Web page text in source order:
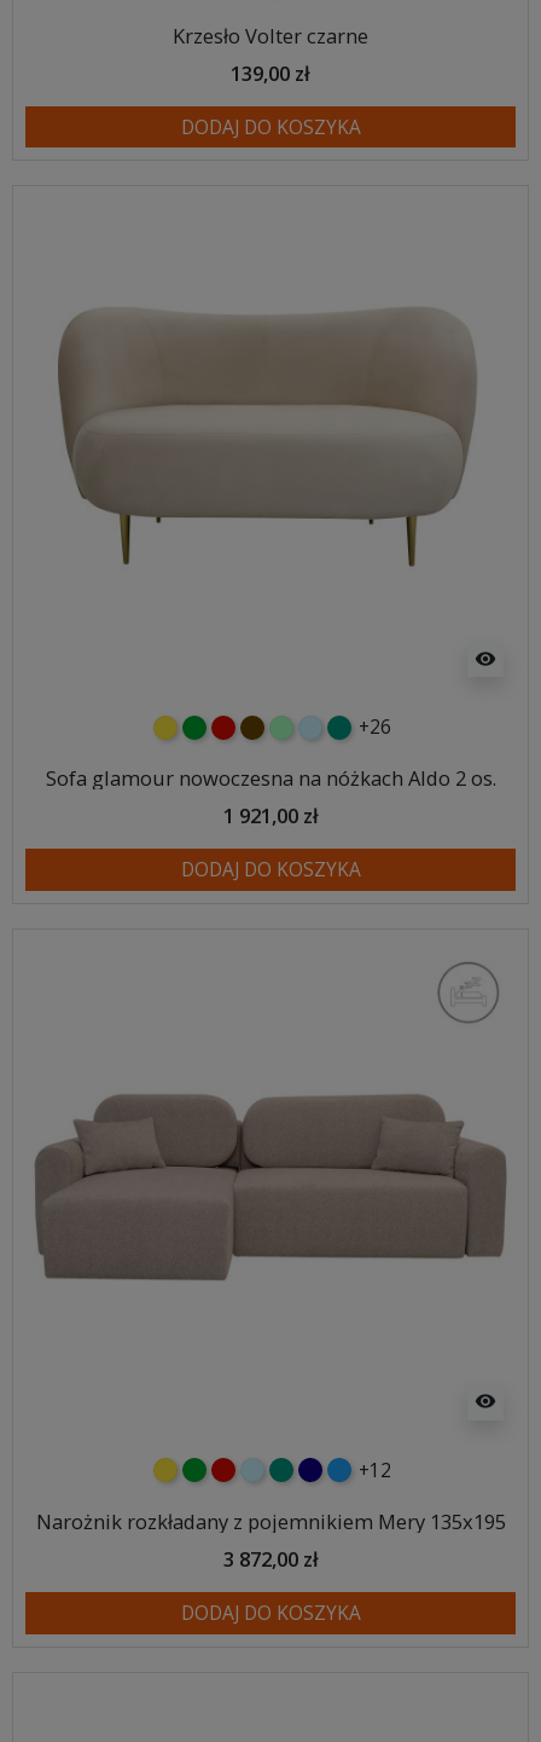
Krzesło Volter czarne
139,00 zł
DODAJ DO KOSZYKA
visibility
żółtyzielonyczerwony
czekoladowy
miętowybłękitny
turkusowy
+26
Sofa glamour nowoczesna na nóżkach Aldo 2 os.
1 921,00 zł
DODAJ DO KOSZYKA
visibility
żółtyzielonyczerwony
błękitnyturkusowy
granatowy
niebieski
+12
Narożnik rozkładany z pojemnikiem Mery 135x195
3 872,00 zł
DODAJ DO KOSZYKA